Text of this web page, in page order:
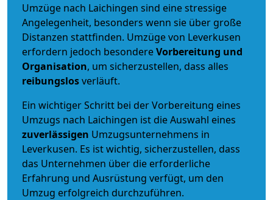
Umzüge nach Laichingen sind eine stressige
Angelegenheit, besonders wenn sie über große
Distanzen stattfinden. Umzüge von Leverkusen
erfordern jedoch besondereVorbereitung und
Organisation, um sicherzustellen, dass alles
reibungslosverläuft.
Ein wichtiger Schritt bei der Vorbereitung eines
Umzugs nach Laichingen ist die Auswahl eines
zuverlässigen Umzugsunternehmens in
Leverkusen. Es ist wichtig, sicherzustellen, dass
das Unternehmen über die erforderliche
Erfahrung und Ausrüstung verfügt, um den
Umzug erfolgreich durchzuführen.